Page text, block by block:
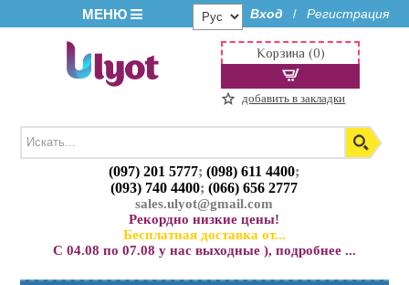
МЕНЮ Вход / Регистрация
(097) 201 5777;(098) 611 4400;
(093) 740 4400;(066) 656 2777
sales.ulyot@gmail.com
Рекордно низкие цены!
Бесплатная доставка от...
С 04.08 по 07.08 у нас выходные ), подробнее ...
Корзина (0)
добавить в закладки